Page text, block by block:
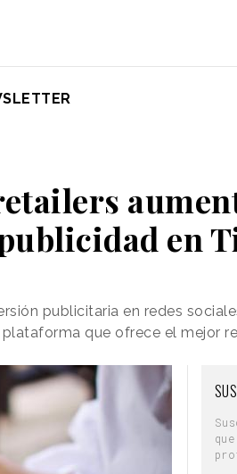
en
publicitaria en redes
que ofrece el mejor